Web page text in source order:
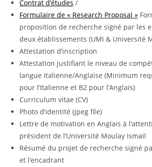
Contrat d’études /
Formulaire de « Research Proposal »
proposition de recherche signé par les
deux établissements (UMI & Université
Attestation d’inscription
Attestation justifiant le niveau de
langue Italienne/Anglaise (Minimum
pour l’Italienne et B2 pour l’Anglais)
Curriculum vitae (CV)
Photo d’identité (jpeg file)
Lettre de motivation en Anglais à
président de l’Université Moulay Ismaïl
Résumé du projet de recherche signé
et l’encadrant